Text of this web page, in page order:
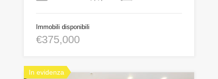
Immobili disponibili
€375,000
In evidenza